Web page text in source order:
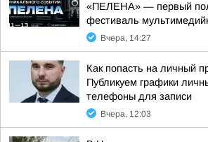
«ПЕЛЕНА» — первый
фестиваль
Вчера, 14:27
Как попасть на личный
Публикуем графики
телефоны для записи
Вчера, 12:03